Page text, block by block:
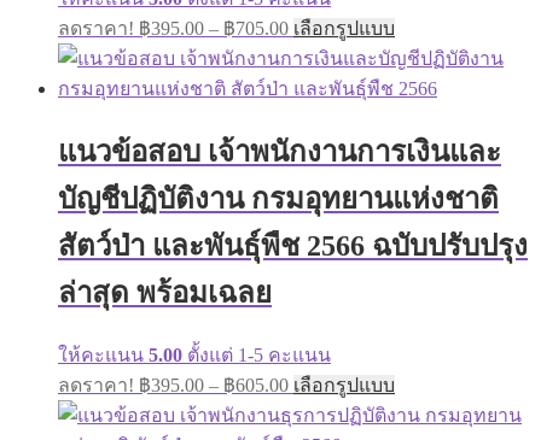
ลดราคา! ฿395.00 – ฿705.00Price
range:
฿395.00
through
เลือกรูปแบบ
product
has
multiple
options
be
chosen
on
the
แนวข้อสอบ เจ้าพนักงานการเงินและ
บัญชีปฏิบัติงาน กรมอุทยานแห่งชาติ
สัตว์ป่า และพันธุ์พืช 2566 ฉบับปรับปรุง
ล่าสุด พร้อมเฉลย
ให้คะแนน 5.00 ตั้งแต่ 1-5 คะแนน
ลดราคา! ฿395.00 – ฿605.00Price
range:
฿395.00
เลือกรูปแบบ
product
has